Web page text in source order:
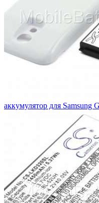
аккумулятор для Samsung